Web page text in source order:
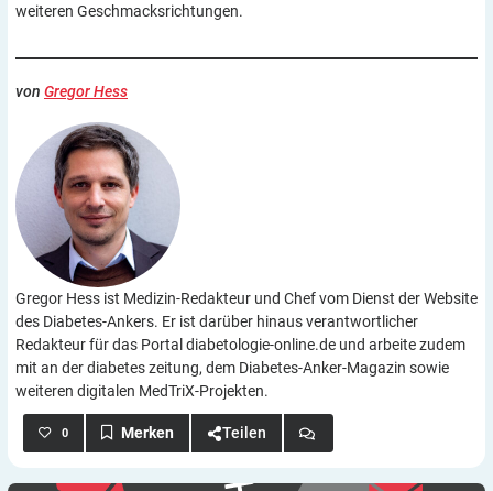
weiteren Geschmacksrichtungen.
von Gregor Hess
Gregor Hess ist Medizin-Redakteur und Chef vom Dienst der Website
des Diabetes-Ankers. Er ist darüber hinaus verantwortlicher
Redakteur für das Portal diabetologie-online.de und arbeite zudem
mit an der diabetes zeitung, dem Diabetes-Anker-Magazin sowie
weiteren digitalen MedTriX-Projekten.
0 Teilen